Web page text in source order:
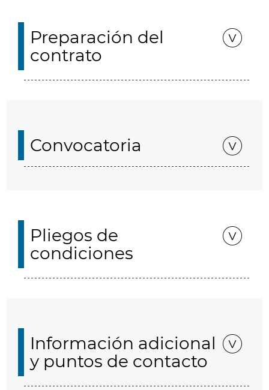
Preparación del
contrato
Convocatoria
Pliegos de
condiciones
Información adicional
y puntos de contacto